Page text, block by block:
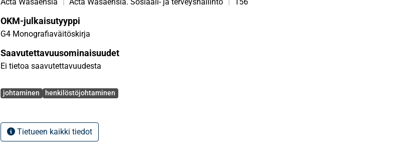
OKM-julkaisutyyppi
G4 Monografiaväitöskirja
Saavutettavuusominaisuudet
Ei tietoa saavutettavuudesta
Avainsanat
johtaminen henkilöstöjohtaminen
Tietueen kaikki tiedot